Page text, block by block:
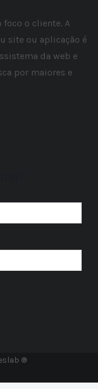
o cliente. A
site ou aplicação é
da web e
por maiores e
®